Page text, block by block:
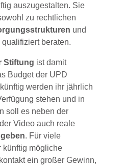
auszugestalten. Sie
zu rechtlichen
und
qualifiziert beraten.
Stiftung ist damit
Budget der UPD
werden ihr jährlich
stehen und in
soll es neben der
Video auch reale
. Für viele
künftig mögliche
ein großer Gewinn,